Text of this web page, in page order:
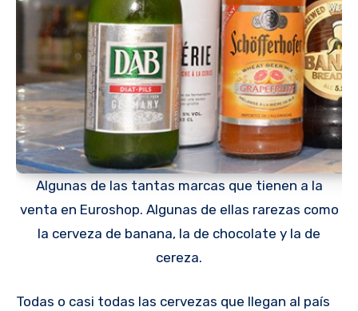
Algunas de las tantas marcas que tienen a la
venta en Euroshop. Algunas de ellas rarezas como
la cerveza de banana, la de chocolate y la de
cereza.
Todas o casi todas las cervezas que llegan al país